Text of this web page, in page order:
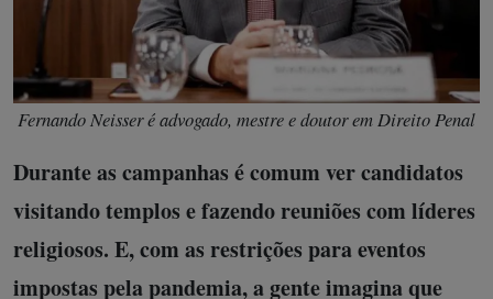
Fernando Neisser é advogado, mestre e doutor em Direito Penal
Durante as campanhas é comum ver candidatos
visitando templos e fazendo reuniões com líderes
religiosos. E, com as restrições para eventos
impostas pela pandemia, a gente imagina que